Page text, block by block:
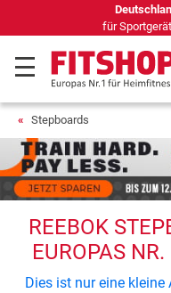
für
Stepboards
REEBOK
EUROPAS
Dies ist nur eine